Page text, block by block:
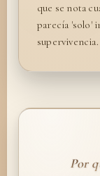
que se nota
parecía 'solo'
supervivencia.
Por